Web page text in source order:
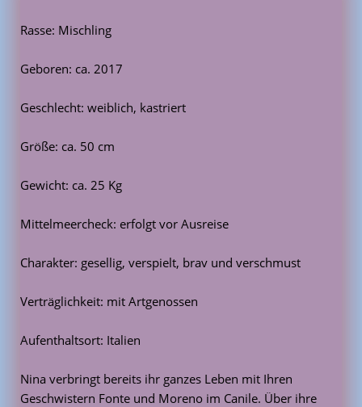
Rasse: Mischling
Geboren: ca. 2017
Geschlecht: weiblich, kastriert
Größe: ca. 50 cm
Gewicht: ca. 25 Kg
Mittelmeercheck: erfolgt vor Ausreise
Charakter: gesellig, verspielt, brav und verschmust
Verträglichkeit: mit Artgenossen
Aufenthaltsort: Italien
Nina verbringt bereits ihr ganzes Leben mit Ihren
Geschwistern Fonte und Moreno im Canile. Über ihre